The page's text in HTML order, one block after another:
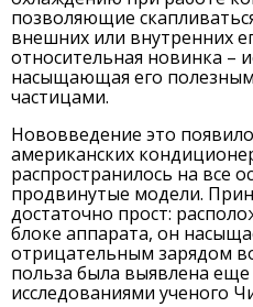
позволяющие
внешних или внутренних
относительная новинка –
насыщающая его
частицами.
Нововведение это
американских
распространилось на все
продвинутые модели.
достаточно прост:
блоке аппарата, он
отрицательным зарядом
польза была выявлена
исследованиями ученого